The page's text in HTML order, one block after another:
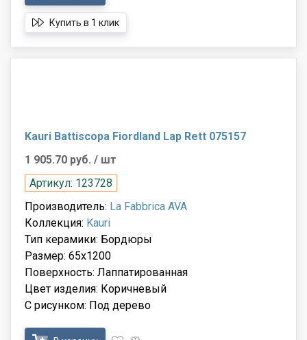
Купить в 1 клик
Kauri Battiscopa Fiordland Lap Rett 075157
1 905.70 руб. / шт
Артикул: 123728
Производитель: La Fabbrica AVA
Коллекция: Kauri
Тип керамики: Бордюры
Размер: 65x1200
Поверхность: Лаппатированная
Цвет изделия: Коричневый
С рисунком: Под дерево